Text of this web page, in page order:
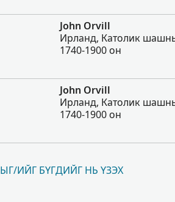
John Orvill
Ирланд, Католик
1740-1900 он
John Orvill
Ирланд, Католик
1740-1900 он
ЫГ/ИЙГ БҮГДИЙГ НЬ ҮЗЭХ